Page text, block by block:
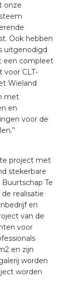
onze
Ook hebben
uitgenodigd
een compleet
voor CLT-
Wieland
met
en
voor de
project met
stekerbare
Te
realisatie
en
van de
voor
en zijn
worden
worden